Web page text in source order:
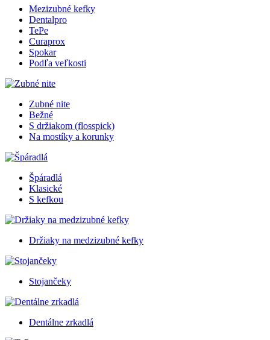
Mezizubné kefky
Dentalpro
TePe
Curaprox
Spokar
Podľa veľkosti
Zubné nite
Bežné
S držiakom (flosspick)
Na mostíky a korunky
Špáradlá
Klasické
S kefkou
Držiaky na medzizubné kefky
Stojančeky
Dentálne zrkadlá